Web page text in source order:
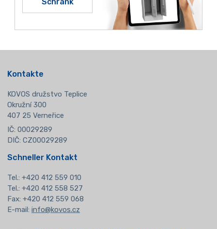
Kontakte
KOVOS družstvo Teplice
Okružní 300
407 25 Verneřice
IČ: 00029289
DIČ: CZ00029289
Schneller Kontakt
Tel.: +420 412 559 010
Tel.: +420 412 558 527
Fax: +420 412 559 068
E-mail: info@kovos.cz